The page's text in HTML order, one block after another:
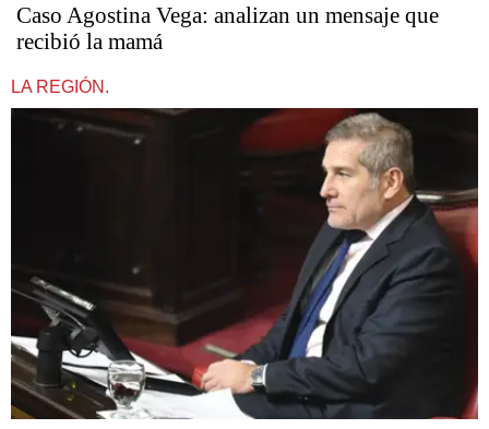
Caso Agostina Vega: analizan un mensaje que
recibió la mamá
LA REGIÓN.